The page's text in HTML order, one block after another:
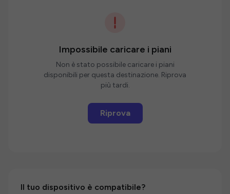
Impossibile caricare i piani
Non è stato possibile caricare i piani
disponibili per questa destinazione. Riprova
più tardi.
Riprova
Il tuo dispositivo è compatibile?